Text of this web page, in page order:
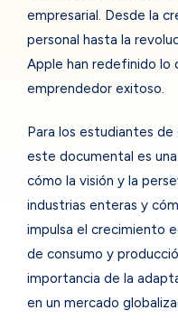
empresarial. Desde la
personal hasta la
Apple han redefinido lo
emprendedor exitoso.
Para los estudiantes
este documental es
cómo la visión y la
industrias enteras y
impulsa el crecimiento
de consumo y
importancia de la
en un mercado